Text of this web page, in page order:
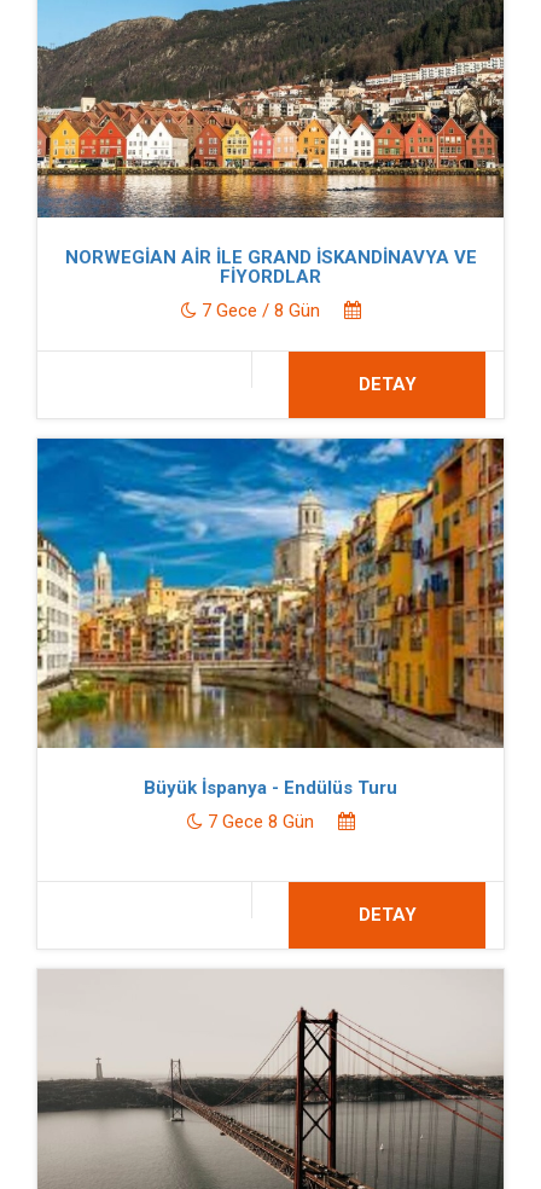
NORWEGİAN AİR İLE GRAND İSKANDİNAVYA VE
FİYORDLAR
7 Gece / 8 Gün
DETAY
Büyük İspanya - Endülüs Turu
7 Gece 8 Gün
DETAY